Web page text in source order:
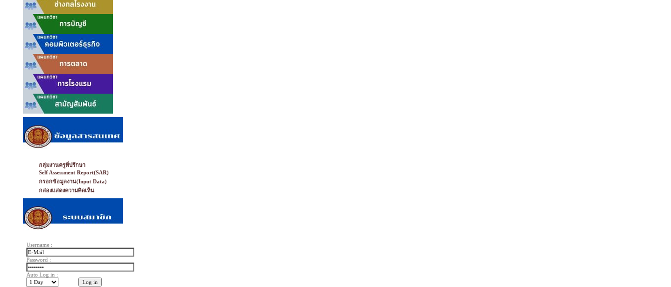
กลุ่มงานครูที่ปรึกษา
Self Assessment Report(SAR)
กรอกข้อมูลงาน(Input Data)
กล่องแสดงความคิดเห็น
Username :
Password :
Auto Log in :